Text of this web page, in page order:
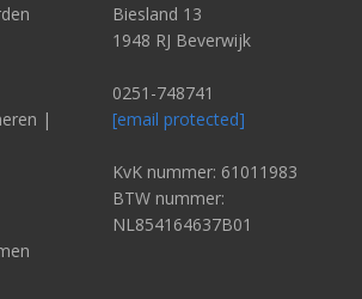
|
Biesland 13
1948 RJ Beverwijk
0251-748741
[email protected]
KvK nummer: 61011983
BTW nummer:
NL854164637B01